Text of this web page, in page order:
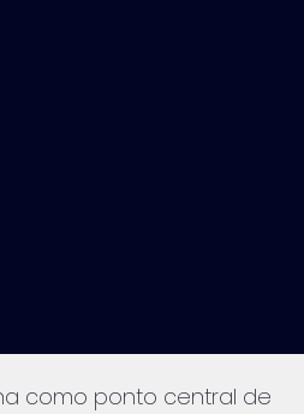
como ponto central de